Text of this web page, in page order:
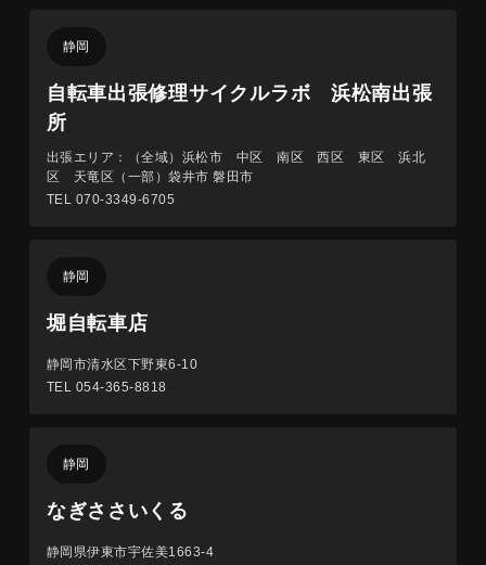
静岡
自転車出張修理サイクルラボ 浜松南出張
所
出張エリア：（全域）浜松市 中区 南区 西区 東区 浜北
区 天竜区（一部）袋井市 磐田市
TEL 070-3349-6705
静岡
堀自転車店
静岡市清水区下野東6-10
TEL 054-365-8818
静岡
なぎささいくる
静岡県伊東市宇佐美1663-4